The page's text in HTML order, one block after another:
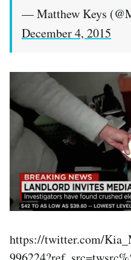
— Matthew Keys
December 4, 2015
https://twitter.com/